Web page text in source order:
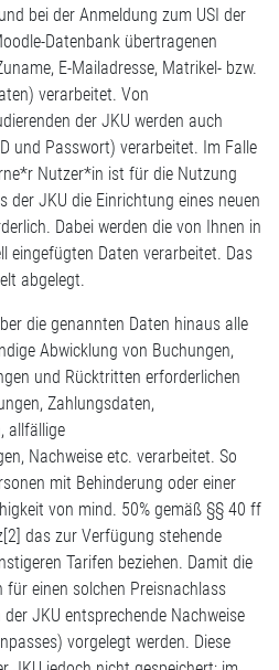
bei der Anmeldung zum USI der
Datenbank übertragenen
E-Mailadresse, Matrikel- bzw.
verarbeitet. Von
der JKU werden auch
und Passwort) verarbeitet. Im Falle
Nutzer*in ist für die Nutzung
der JKU die Einrichtung eines neuen
Dabei werden die von Ihnen in
eingefügten Daten verarbeitet. Das
abgelegt.
die genannten Daten hinaus alle
Abwicklung von Buchungen,
und Rücktritten erforderlichen
Zahlungsdaten,
allfällige
Nachweise etc. verarbeitet. So
mit Behinderung oder einer
von mind. 50% gemäß §§ 40 ff
[2] das zur Verfügung stehende
Tarifen beziehen. Damit die
für einen solchen Preisnachlass
JKU entsprechende Nachweise
vorgelegt werden. Diese